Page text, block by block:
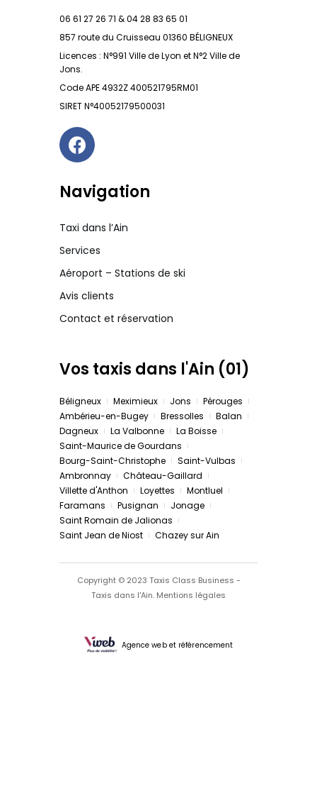
06 61 27 26 71 & 04 28 83 65 01
857 route du Cruisseau 01360 BÉLIGNEUX
Licences : N°991 Ville de Lyon et N°2 Ville de
Jons.
Code APE 4932Z 400521795RM01
SIRET N°40052179500031
Navigation
Taxi dans l’Ain
Services
Aéroport – Stations de ski
Avis clients
Contact et réservation
Vos taxis dans l'Ain (01)
Béligneux Meximieux Jons
Pérouges
Ambérieu-en-Bugey
Bressolles
Balan
Dagneux
La Valbonne
La Boisse
Saint-Maurice de Gourdans
Bourg-Saint-Christophe
Saint-Vulbas
Ambronnay
Château-Gaillard
Villette d'Anthon
Loyettes
Montluel
Faramans
Pusignan
Jonage
Saint Romain de Jalionas
Saint Jean de Niost
Chazey sur Ain
Copyright © 2023 Taxis Class Business -
Taxis dans l'Ain. Mentions légales
Agence web et référencement